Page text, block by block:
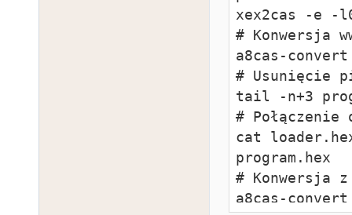
xex2cas -e -
# Konwersja
a8cas-
# Usunięcie
tail -n+3
# Połączenie
cat
program.hex
# Konwersja z
a8cas-